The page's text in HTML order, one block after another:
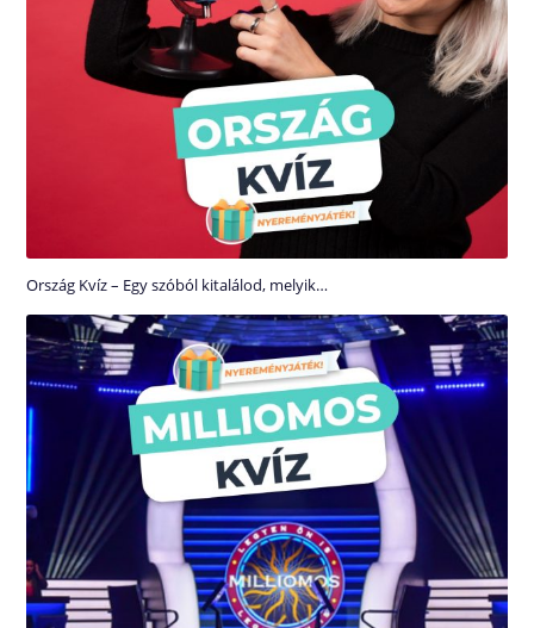
Ország Kvíz – Egy szóból kitalálod, melyik…